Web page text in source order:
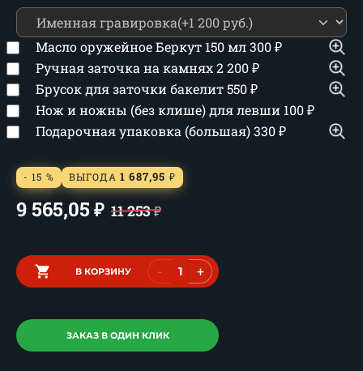
Масло оружейное Беркут 150 мл300₽
Ручная заточка на камнях2 200₽
Брусок для заточки бакелит550₽
Нож и ножны (без клише) для левши 100₽
Подарочная упаковка (большая)330₽
- 15 % ВЫГОДА 1 687,95 ₽
9 565,05 ₽ 11 253₽
В КОРЗИНУ - +
ЗАКАЗ В ОДИН КЛИК